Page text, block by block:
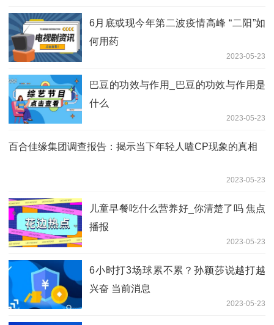
6月底或现今年第二波疫情高峰 “二阳”如
何用药
2023-05-23
巴豆的功效与作用_巴豆的功效与作用是
什么
2023-05-23
百合佳缘集团调查报告：揭示当下年轻人嗑CP现象的真相
2023-05-23
儿童早餐吃什么营养好_你清楚了吗 焦点
播报
2023-05-23
6小时打3场球累不累？孙颖莎说越打越
兴奋 当前消息
2023-05-23